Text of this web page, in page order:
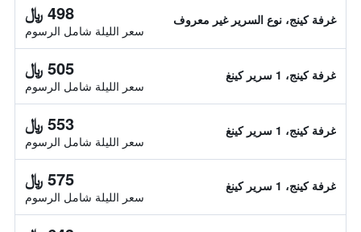
غرفة كينج، نوع السرير غير معروف 498 ﷼
سعر الليلة شامل الرسوم
غرفة كينج، 1 سرير كينغ 505 ﷼
سعر الليلة شامل الرسوم
غرفة كينج، 1 سرير كينغ 553 ﷼
سعر الليلة شامل الرسوم
غرفة كينج، 1 سرير كينغ 575 ﷼
سعر الليلة شامل الرسوم